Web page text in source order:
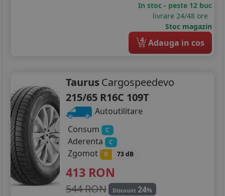
In stoc - peste 12 buc
livrare 24/48 ore
Stoc magazin
4 Adauga in cos
Taurus Cargospeedevo
215/65 R16C 109T
Autoutilitare
Consum
C
Aderenta C
Zgomot B 73 dB
413 RON
544 RON Discount 24%